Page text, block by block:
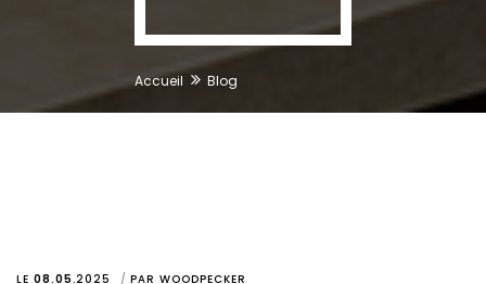
Accueil Blog
LE 08.05 .2025 PAR WOODPECKER